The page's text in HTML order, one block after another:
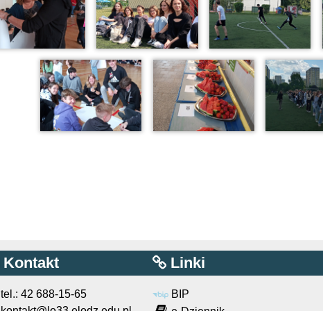
Kontakt
tel.: 42 688-15-65
Linki
BIP